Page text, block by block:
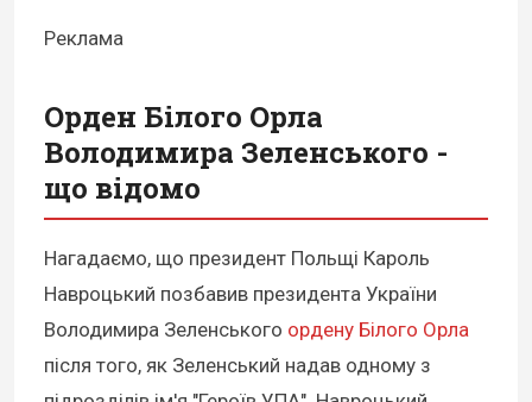
Реклама
Орден Білого Орла
Володимира Зеленського -
що відомо
Нагадаємо, що президент Польщі Кароль
Навроцький позбавив президента України
Володимира Зеленського ордену Білого Орла
після того, як Зеленський надав одному з